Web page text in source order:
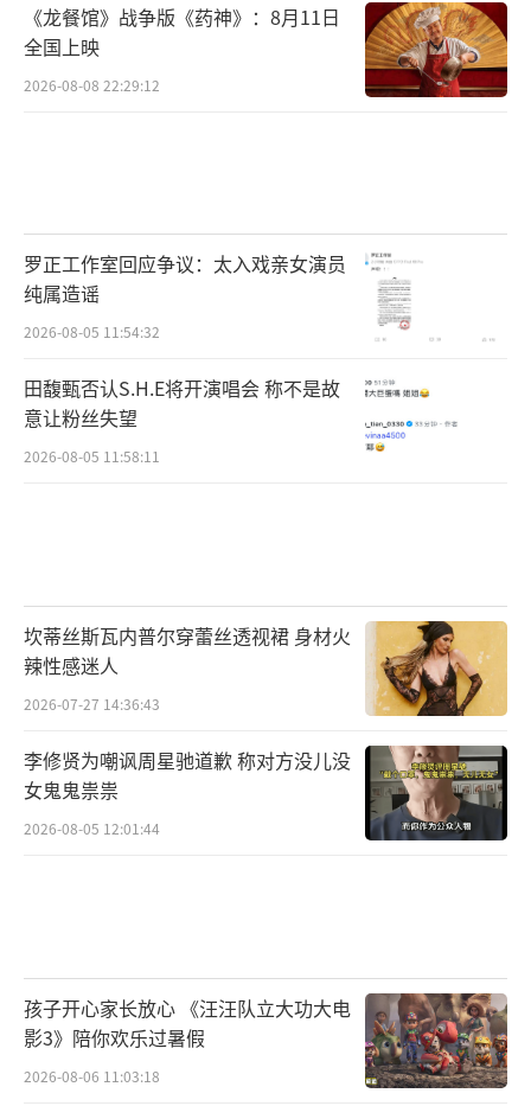
《龙餐馆》战争版《药神》：8月11日
全国上映
2026-08-08 22:29:12
罗正工作室回应争议：太入戏亲女演员
纯属造谣
2026-08-05 11:54:32
田馥甄否认S.H.E将开演唱会 称不是故
意让粉丝失望
2026-08-05 11:58:11
坎蒂丝斯瓦内普尔穿蕾丝透视裙 身材火
辣性感迷人
2026-07-27 14:36:43
李修贤为嘲讽周星驰道歉 称对方没儿没
女鬼鬼祟祟
2026-08-05 12:01:44
孩子开心家长放心 《汪汪队立大功大电
影3》陪你欢乐过暑假
2026-08-06 11:03:18